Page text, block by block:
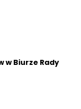
w Biurze Rady